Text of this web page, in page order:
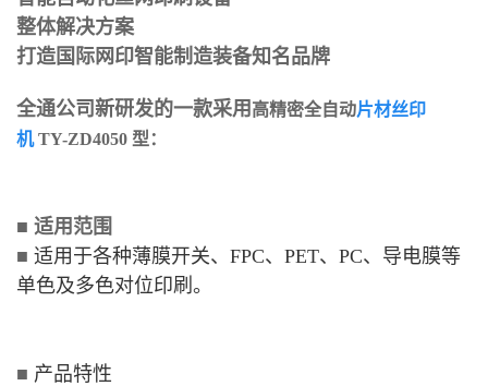
整体解决方案
打造国际网印智能制造装备知名品牌
全通公司新研发的一款采用 高精密全自动片材丝印
机TY-ZD4050 型 ：
■ 适用范围
■ 适用于各种薄膜开关、FPC、PET、PC、导电膜等
单色及多色对位印刷。
■ 产品特性